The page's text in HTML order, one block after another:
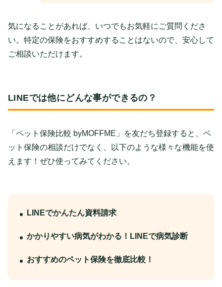
気になることがあれば、いつでもお気軽にご質問くださ
い。特定の保険をおすすめすることはないので、安心して
ご相談いただけます。
LINEでは他にどんな事ができるの？
「ペット保険比較 byMOFFME」を友だち登録すると、ペ
ット保険の相談だけでなく、以下のような様々な機能を使
えます！ぜひ使ってみてください。
LINEでかんたん資料請求
かかりやすい病気がわかる！LINEで病気診断
おすすめのペット保険を徹底比較！